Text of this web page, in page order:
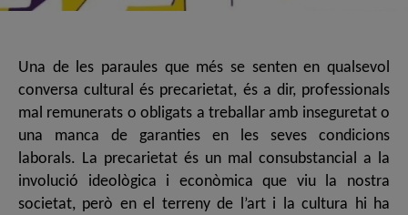
Una de les paraules que més se senten en qualsevol
conversa cultural és precarietat, és a dir, professionals
mal remunerats o obligats a treballar amb inseguretat o
una manca de garanties en les seves condicions
laborals. La precarietat és un mal consubstancial a la
involució ideològica i econòmica que viu la nostra
societat, però en el terreny de l’art i la cultura hi ha